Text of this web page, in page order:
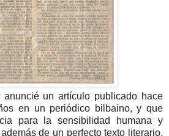
anuncié un artículo publicado hace
en un periódico bilbaino, y que
para la sensibilidad humana y
de un perfecto texto literario.